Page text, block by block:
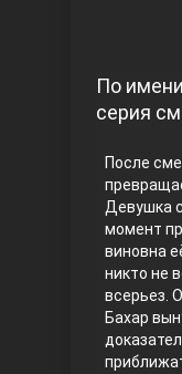
По
серия
После
Девушка
момент
виновна
никто не
всерьез.
Бахар